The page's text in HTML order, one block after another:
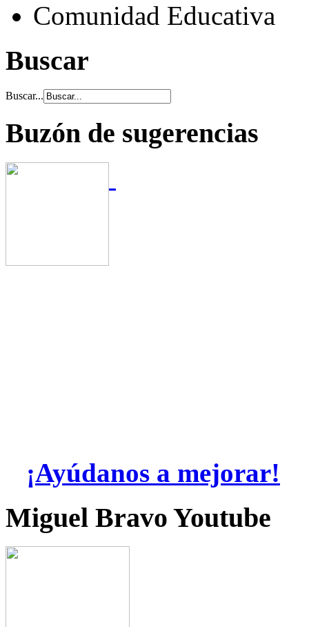
Comunidad Educativa
Buscar
Buscar...
Buzón de sugerencias
¡Ayúdanos a mejorar!
Miguel Bravo Youtube